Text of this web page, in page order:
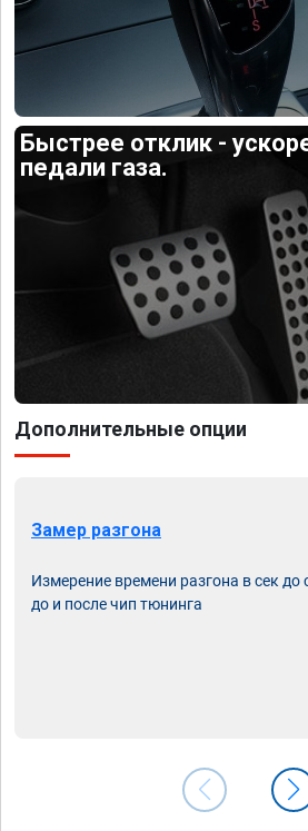
Быстрее отклик -
педали газа.
Дополнительные опции
Замер разгона
Измерение времени разгона в сек
до и после чип тюнинга